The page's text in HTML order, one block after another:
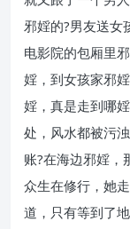
邪婬的?男友送女
电影院的包厢里
婬，到女孩家邪
婬，真是走到哪
处，风水都被污
账?在海边邪婬，
众生在修行，她
道，只有等到了